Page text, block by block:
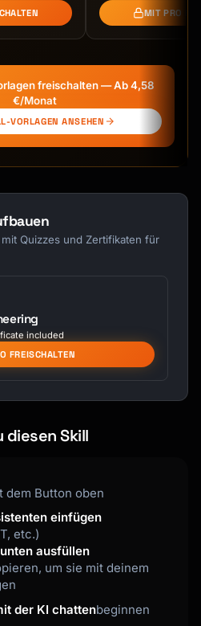
come from
Key moments that
Skills acquired
Where they are now
expressions
they carry
description]
type]
breakdown]
zu
…
Wochen-Reviews
Retrospektiven.
MIT PRO
freischalten — Ab 4,58
€/Monat
VORLAGEN ANSEHEN
Quizzes und Zertifikaten für
included
FREISCHALTEN
Skill
dem Button oben
einfügen
etc.)
ausfüllen
um sie mit deinem
der KI chattenbeginnen